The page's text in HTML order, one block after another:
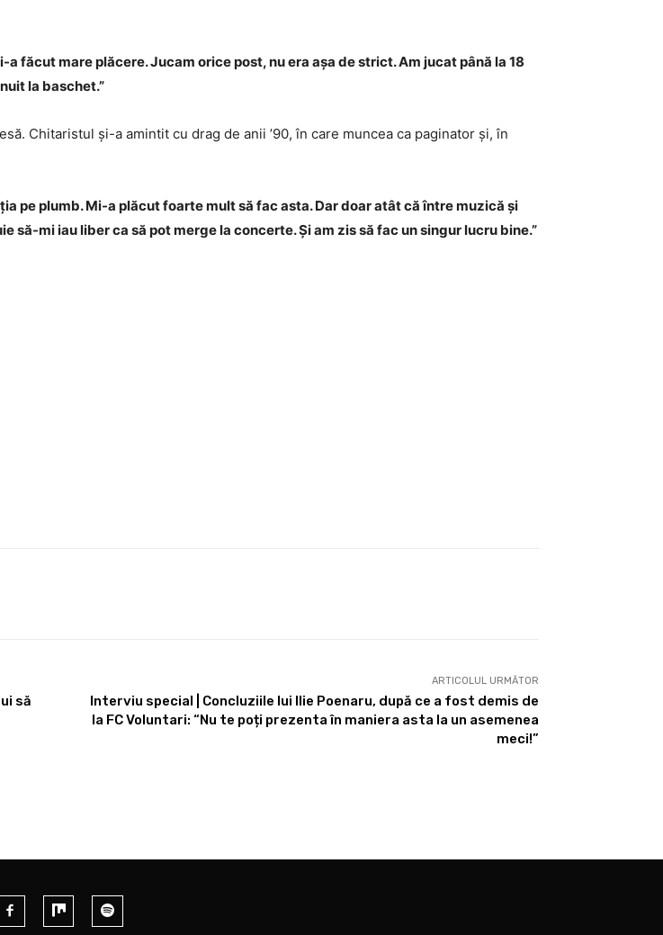
făcut mare plăcere. Jucam orice post, nu era așa de strict. Am jucat până la 18
la baschet.”
Chitaristul și-a amintit cu drag de anii ’90, în care muncea ca paginator și, în
pe plumb. Mi-a plăcut foarte mult să fac asta. Dar doar atât că între muzică și
să-mi iau liber ca să pot merge la concerte. Și am zis să fac un singur lucru bine.”
să
ARTICOLUL URMĂTOR
Interviu special | Concluziile lui Ilie Poenaru, după ce a fost demis de
la FC Voluntari: “Nu te poți prezenta în maniera asta la un asemenea
meci!”